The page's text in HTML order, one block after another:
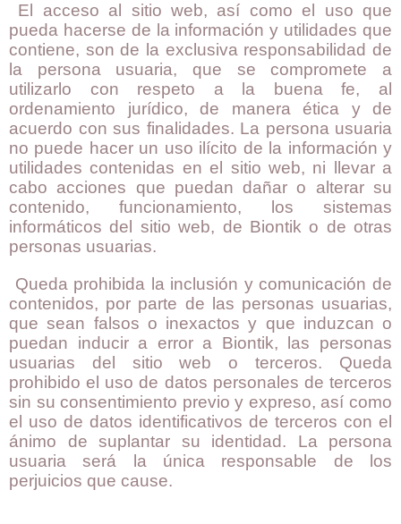
El acceso al sitio web, así como el uso que
pueda hacerse de la información y utilidades que
contiene, son de la exclusiva responsabilidad de
la persona usuaria, que se compromete a
utilizarlo con respeto a la buena fe, al
ordenamiento jurídico, de manera ética y de
acuerdo con sus finalidades. La persona usuaria
no puede hacer un uso ilícito de la información y
utilidades contenidas en el sitio web, ni llevar a
cabo acciones que puedan dañar o alterar su
contenido, funcionamiento, los sistemas
informáticos del sitio web, de Biontik o de otras
personas usuarias.
Queda prohibida la inclusión y comunicación de
contenidos, por parte de las personas usuarias,
que sean falsos o inexactos y que induzcan o
puedan inducir a error a Biontik, las personas
usuarias del sitio web o terceros. Queda
prohibido el uso de datos personales de terceros
sin su consentimiento previo y expreso, así como
el uso de datos identificativos de terceros con el
ánimo de suplantar su identidad. La persona
usuaria será la única responsable de los
perjuicios que cause.